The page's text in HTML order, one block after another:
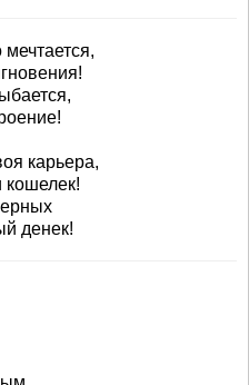
карьера,
кошелек!
денек!